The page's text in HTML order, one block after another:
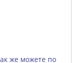
же можете по